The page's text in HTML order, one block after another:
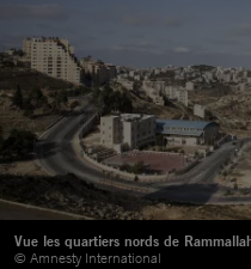
Vue les quartiers nords de
© Amnesty International